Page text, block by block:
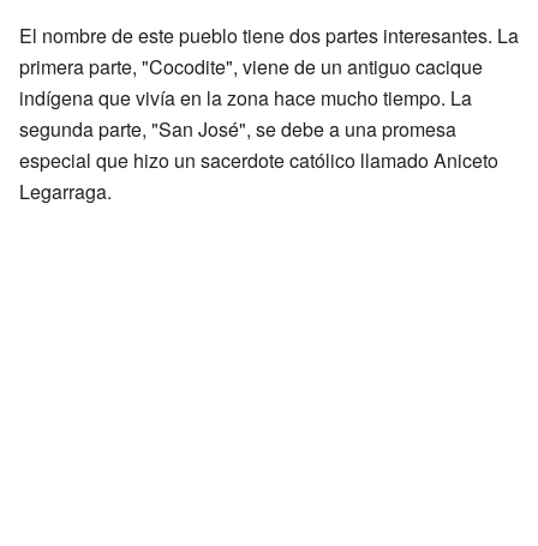
El nombre de este pueblo tiene dos partes interesantes. La
primera parte, "Cocodite", viene de un antiguo cacique
indígena que vivía en la zona hace mucho tiempo. La
segunda parte, "San José", se debe a una promesa
especial que hizo un sacerdote católico llamado Aniceto
Legarraga.